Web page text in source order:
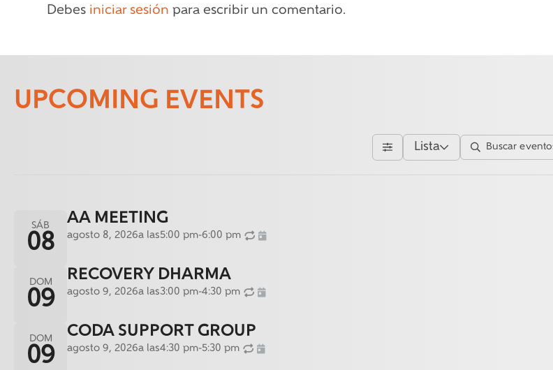
Debes iniciar sesión para escribir un comentario.
UPCOMING EVENTS
Lista
SÁB
08
AA MEETING
agosto 8, 2026a las5:00 pm-6:00 pm
DOM
09
RECOVERY DHARMA
agosto 9, 2026a las3:00 pm-4:30 pm
DOM
09
CODA SUPPORT GROUP
agosto 9, 2026a las4:30 pm-5:30 pm